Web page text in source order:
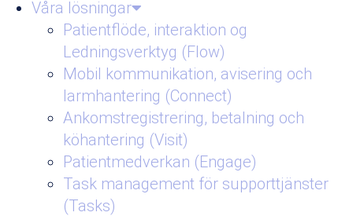
Våra lösningar
Patientflöde, interaktion og
Ledningsverktyg (Flow)
Mobil kommunikation, avisering och
larmhantering (Connect)
Ankomstregistrering, betalning och
köhantering (Visit)
Patientmedverkan (Engage)
Task management för supporttjänster
(Tasks)